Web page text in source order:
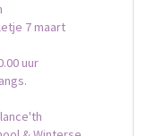
7 maart
uur